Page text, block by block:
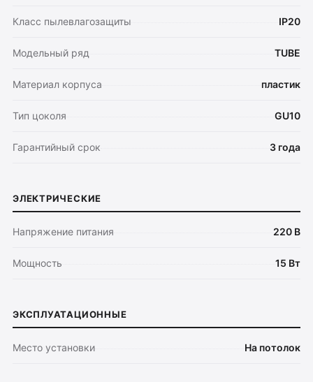
Класс пылевлагозащиты IP20
Модельный ряд TUBE
Материал корпуса пластик
Тип цоколя GU10
Гарантийный срок 3 года
ЭЛЕКТРИЧЕСКИЕ
Напряжение питания 220 В
Мощность 15 Вт
ЭКСПЛУАТАЦИОННЫЕ
Место установки На потолок
Обмен и возврат
Оплата